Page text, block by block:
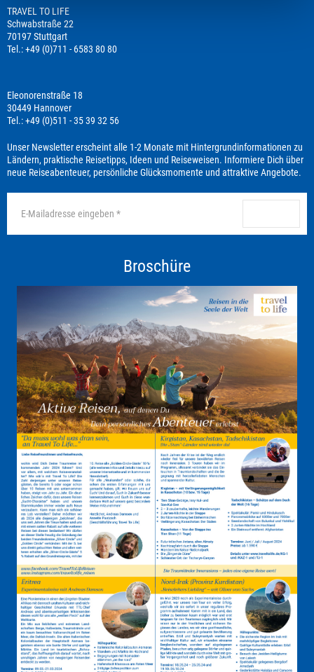
TRAVEL TO LIFE
Schwabstraße 22
70197 Stuttgart
Tel.: +49 (0)711 - 6583 80 80
Eleonorenstraße 18
30449 Hannover
Tel.: +49 (0)511 - 35 39 32 56
Unser Newsletter erscheint alle 1-2 Monate mit Hintergrundinformationen zu
Ländern, praktische Reisetipps, Ideen und Reiseweisen. Informiere Dich über
neue Reiseabenteuer, persönliche Glücksmomente und attraktive Angebote.
Broschüre